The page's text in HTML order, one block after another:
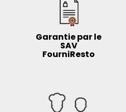
Garantie par le
SAV
FourniResto